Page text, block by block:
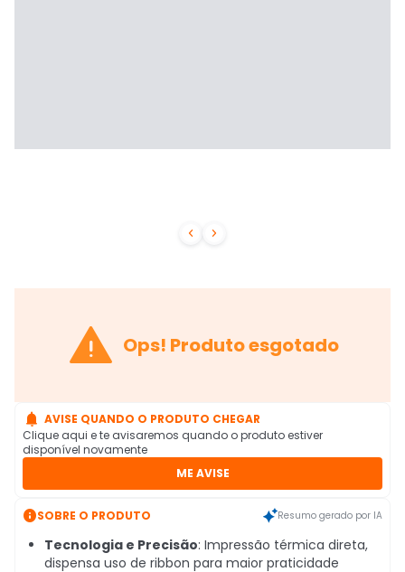
 
 Ops! Produto esgotado
 AVISE QUANDO O PRODUTO CHEGAR
Clique aqui e te avisaremos quando o produto estiver
disponível novamente
ME AVISE
SOBRE O PRODUTO Resumo gerado por IA
Tecnologia e Precisão: Impressão térmica direta,
dispensa uso de ribbon para maior praticidade